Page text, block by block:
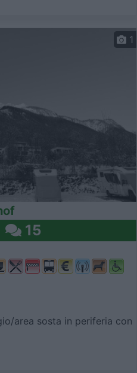
1
15
area sosta in periferia con